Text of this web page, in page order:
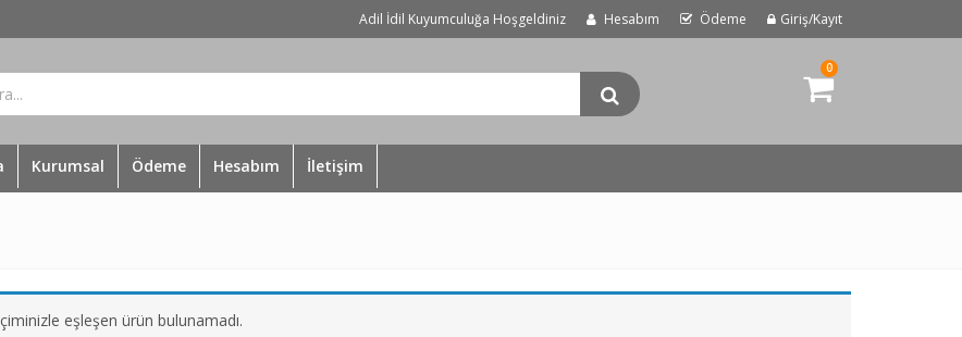
Adil İdil Kuyumculuğa Hoşgeldiniz Hesabım Ödeme Giriş/Kayıt
0
Kurumsal Ödeme Hesabım İletişim
eşleşen ürün bulunamadı.